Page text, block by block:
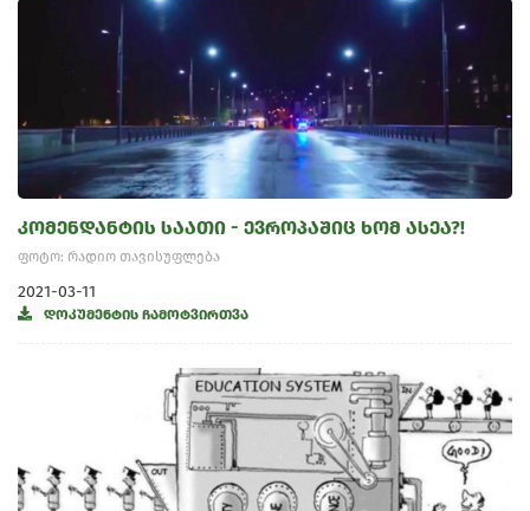
კომენდანტის საათი - ევროპაშიც ხომ ასეა?!
ფოტო: რადიო თავისუფლება
2021-03-11
დოკუმენტის ჩამოტვირთვა